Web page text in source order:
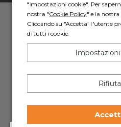
Privacy policy-Cookie
"Impostazioni cookie". Per
nostra "Cookie Policy" e la nostra
Cliccando su "Accetta" l'utente
di tutti i cookie.
Rifiuta